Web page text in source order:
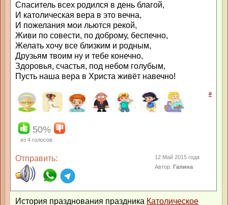
Спаситель всех родился в день благой,
И католическая вера в это вечна,
И пожелания мои льются рекой,
Живи по совести, по доброму, беспечно,
Желать хочу все близким и родным,
Друзьям твоим ну и тебе конечно,
Здоровья, счастья, под небом голубым,
Пусть наша вера в Христа живёт навечно!
#
50%
из 4 голосов
Отправить:
12 Май 2015 года
Автор:Галина
История празднования праздника Католическое